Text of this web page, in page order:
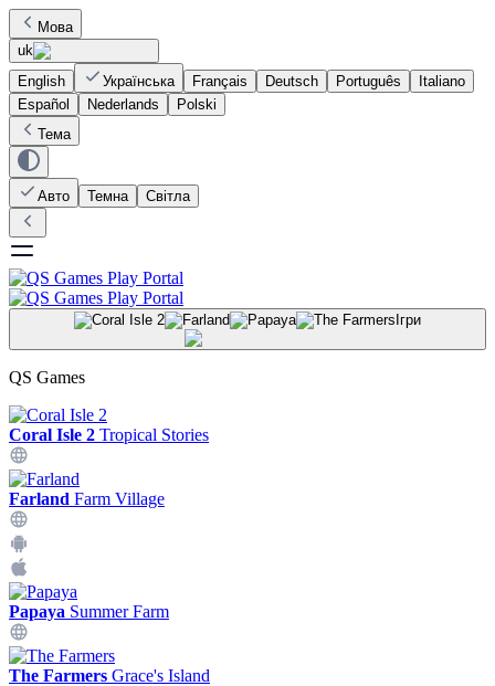
Мова
uk
English
Українська Français Deutsch Português
Italiano
Español
Nederlands
Polski
Тема
Авто Темна Світла
Ігри
QS Games
Coral Isle 2 Tropical Stories
Farland Farm Village
Papaya Summer Farm
The Farmers Grace's Island